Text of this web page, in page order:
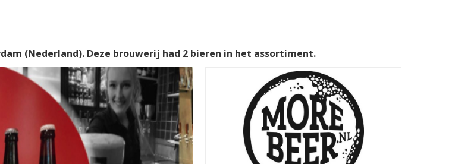
(Nederland). Deze brouwerij had 2 bieren in het assortiment.